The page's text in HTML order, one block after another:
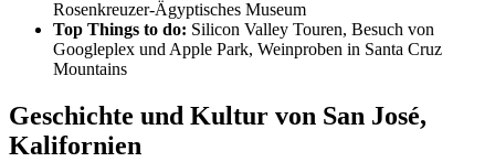
Rosenkreuzer-Ägyptisches Museum
Top Things to do: Silicon Valley Touren, Besuch von
Googleplex und Apple Park, Weinproben in Santa Cruz
Mountains
Geschichte und Kultur von San José,
Kalifornien